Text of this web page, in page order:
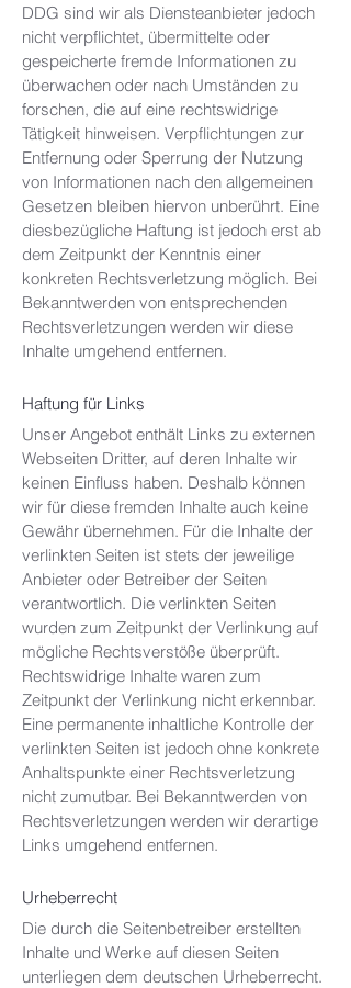
DDG sind wir als Diensteanbieter jedoch
nicht verpflichtet, übermittelte oder
gespeicherte fremde Informationen zu
überwachen oder nach Umständen zu
forschen, die auf eine rechtswidrige
Tätigkeit hinweisen. Verpflichtungen zur
Entfernung oder Sperrung der Nutzung
von Informationen nach den allgemeinen
Gesetzen bleiben hiervon unberührt. Eine
diesbezügliche Haftung ist jedoch erst ab
dem Zeitpunkt der Kenntnis einer
konkreten Rechtsverletzung möglich. Bei
Bekanntwerden von entsprechenden
Rechtsverletzungen werden wir diese
Inhalte umgehend entfernen.
Haftung für Links
Unser Angebot enthält Links zu externen
Webseiten Dritter, auf deren Inhalte wir
keinen Einfluss haben. Deshalb können
wir für diese fremden Inhalte auch keine
Gewähr übernehmen. Für die Inhalte der
verlinkten Seiten ist stets der jeweilige
Anbieter oder Betreiber der Seiten
verantwortlich. Die verlinkten Seiten
wurden zum Zeitpunkt der Verlinkung auf
mögliche Rechtsverstöße überprüft.
Rechtswidrige Inhalte waren zum
Zeitpunkt der Verlinkung nicht erkennbar.
Eine permanente inhaltliche Kontrolle der
verlinkten Seiten ist jedoch ohne konkrete
Anhaltspunkte einer Rechtsverletzung
nicht zumutbar. Bei Bekanntwerden von
Rechtsverletzungen werden wir derartige
Links umgehend entfernen.
Urheberrecht
Die durch die Seitenbetreiber erstellten
Inhalte und Werke auf diesen Seiten
unterliegen dem deutschen Urheberrecht.